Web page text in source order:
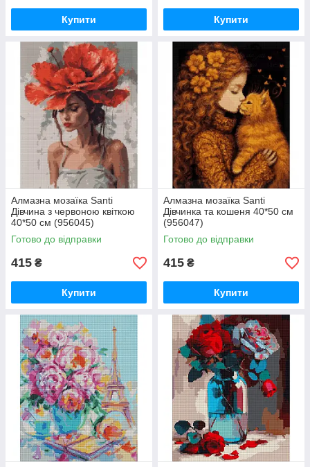
Купити Купити
Алмазна мозаїка Santi
Дівчина з червоною квіткою
40*50 см (956045)
Готово до відправки
415 ₴
Купити
Алмазна мозаїка Santi
Дівчинка та кошеня 40*50 см
(956047)
Готово до відправки
415 ₴
Купити